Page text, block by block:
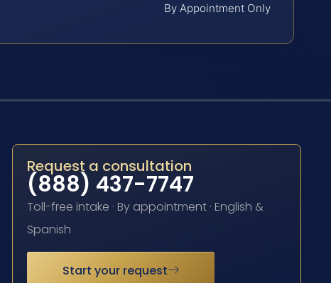
By Appointment Only
Request a consultation
(888) 437-7747
Toll-free intake · By appointment · English &
Spanish
Start your request